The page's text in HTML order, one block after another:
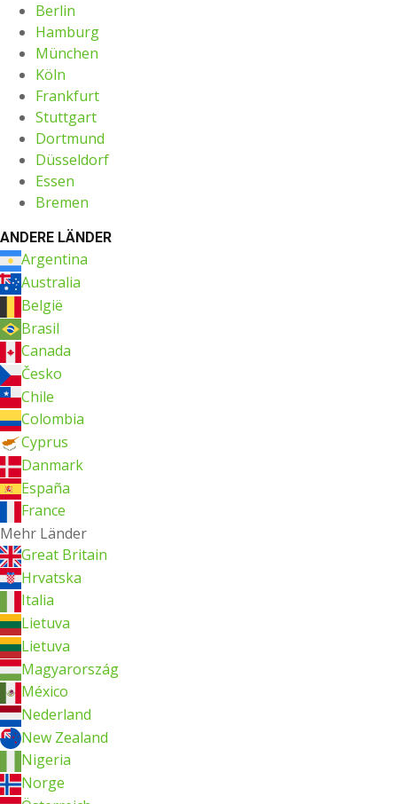
Berlin
Hamburg
München
Köln
Frankfurt
Stuttgart
Dortmund
Düsseldorf
Essen
Bremen
ANDERE LÄNDER
Argentina
Australia
België
Brasil
Canada
Česko
Chile
Colombia
Cyprus
Danmark
España
France
Mehr Länder
Great Britain
Hrvatska
Italia
Lietuva
Lietuva
Magyarország
México
Nederland
New Zealand
Nigeria
Norge